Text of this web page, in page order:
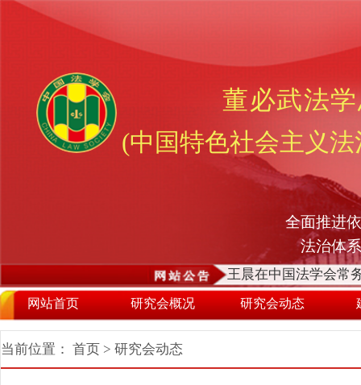
董必武法
(中国特色社会主义
全面推进
法治体
王晨在中国法学会常
网站首页 研究会概况 研究会动态
当前位置： 首页 > 研究会动态